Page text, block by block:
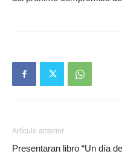
Artículo anterior
Presentaran libro “Un día de